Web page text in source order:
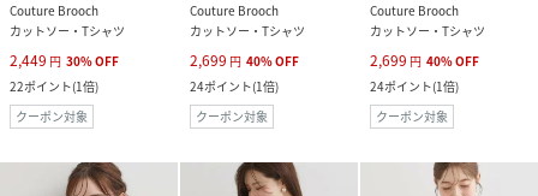
Couture Brooch
カットソー・Tシャツ
2,449 円 30%OFF
22ポイント(1倍)
クーポン対象
Couture Brooch
カットソー・Tシャツ
2,699 円 40%OFF
24ポイント(1倍)
クーポン対象
Couture Brooch
カットソー・Tシャツ
2,699 円 40%OFF
24ポイント(1倍)
クーポン対象